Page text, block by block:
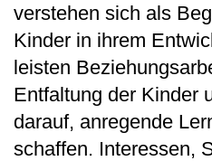
verstehen sich als
Kinder in ihrem
leisten
Entfaltung der Kinder
darauf, anregende
schaffen. Interessen,